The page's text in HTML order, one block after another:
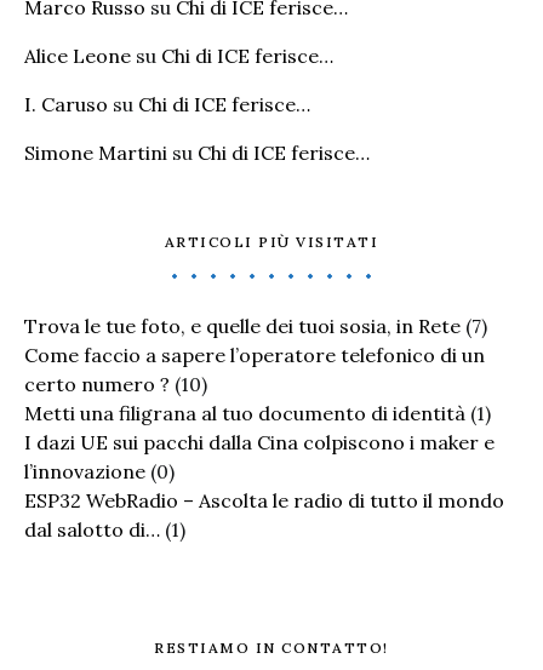
Marco Russo su Chi di ICE ferisce…
Alice Leone su Chi di ICE ferisce…
I. Caruso su Chi di ICE ferisce…
Simone Martini su Chi di ICE ferisce…
ARTICOLI PIÙ VISITATI
Trova le tue foto, e quelle dei tuoi sosia, in Rete (7)
Come faccio a sapere l’operatore telefonico di un
certo numero ? (10)
Metti una filigrana al tuo documento di identità (1)
I dazi UE sui pacchi dalla Cina colpiscono i maker e
l’innovazione (0)
ESP32 WebRadio – Ascolta le radio di tutto il mondo
dal salotto di… (1)
RESTIAMO IN CONTATTO!